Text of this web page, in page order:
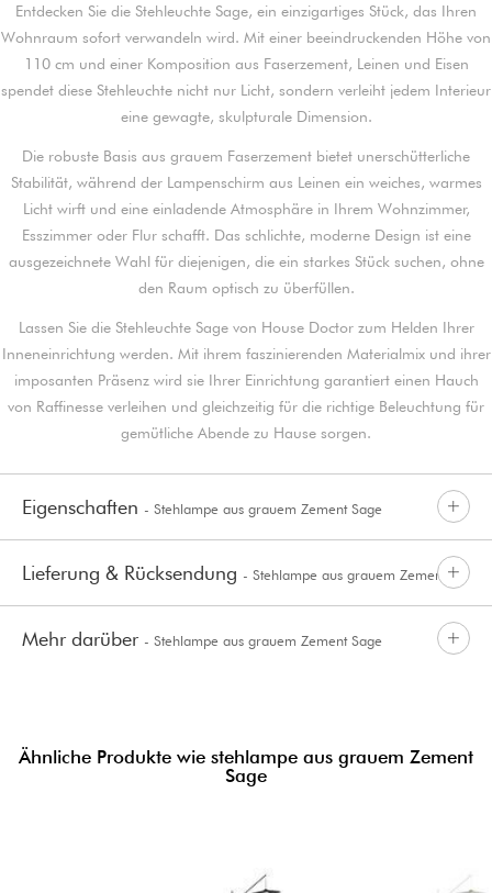
Entdecken Sie die Stehleuchte Sage, ein einzigartiges Stück, das Ihren
Wohnraum sofort verwandeln wird. Mit einer beeindruckenden Höhe von
110 cm und einer Komposition aus Faserzement, Leinen und Eisen
spendet diese Stehleuchte nicht nur Licht, sondern verleiht jedem Interieur
eine gewagte, skulpturale Dimension.
Die robuste Basis aus grauem Faserzement bietet unerschütterliche
Stabilität, während der Lampenschirm aus Leinen ein weiches, warmes
Licht wirft und eine einladende Atmosphäre in Ihrem Wohnzimmer,
Esszimmer oder Flur schafft. Das schlichte, moderne Design ist eine
ausgezeichnete Wahl für diejenigen, die ein starkes Stück suchen, ohne
den Raum optisch zu überfüllen.
Lassen Sie die Stehleuchte Sage von House Doctor zum Helden Ihrer
Inneneinrichtung werden. Mit ihrem faszinierenden Materialmix und ihrer
imposanten Präsenz wird sie Ihrer Einrichtung garantiert einen Hauch
von Raffinesse verleihen und gleichzeitig für die richtige Beleuchtung für
gemütliche Abende zu Hause sorgen.
Eigenschaften - Stehlampe aus grauem Zement Sage
Lieferung & Rücksendung - Stehlampe aus grauem Zement
Sage
Mehr darüber - Stehlampe aus grauem Zement Sage
Ähnliche Produkte wie stehlampe aus grauem Zement
Sage